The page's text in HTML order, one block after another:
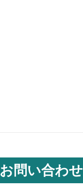
お問い合わせ